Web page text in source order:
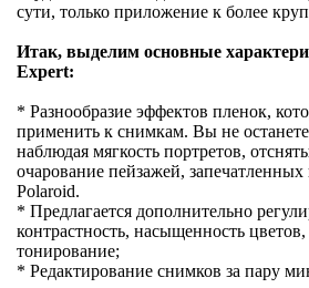
сути, только приложение к более
Итак, выделим основные
Expert:
* Разнообразие эффектов пленок,
применить к снимкам. Вы не
наблюдая мягкость портретов,
очарование пейзажей,
Polaroid.
* Предлагается дополнительно
контрастность, насыщенность
тонирование;
* Редактирование снимков за пару